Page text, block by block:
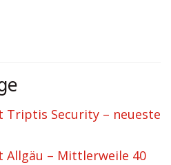
Triptis Security – neueste
Allgäu – Mittlerweile 40